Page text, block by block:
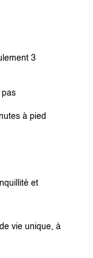
3
pas
à pied
et
vie unique, à